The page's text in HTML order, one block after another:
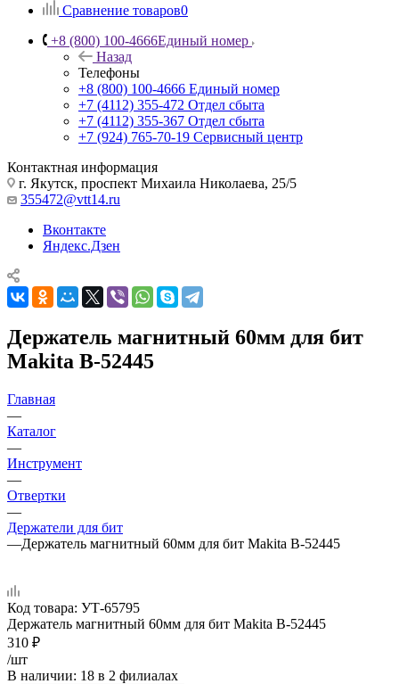
Сравнение товаров0
+8 (800) 100-4666Единый номер
Назад
Телефоны
+8 (800) 100-4666 Единый номер
+7 (4112) 355-472 Отдел сбыта
+7 (4112) 355-367 Отдел сбыта
+7 (924) 765-70-19 Сервисный центр
Контактная информация
г. Якутск, проспект Михаила Николаева, 25/5
355472@vtt14.ru
Вконтакте
Яндекс.Дзен
Держатель магнитный 60мм для бит
Makita B-52445
Главная
—
Каталог
—
Инструмент
—
Отвертки
—
Держатели для бит
—Держатель магнитный 60мм для бит Makita B-52445
Код товара: УТ-65795
Держатель магнитный 60мм для бит Makita B-52445
310 ₽
/шт
В наличии: 18 в 2 филиалах